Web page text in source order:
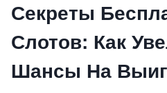
Секреты
Слотов: Как
Шансы На